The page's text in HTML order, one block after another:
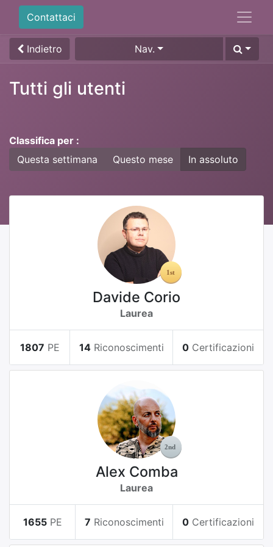
Contattaci
Indietro Nav.
Tutti gli utenti
Classifica per :
Questa settimana
Questo mese In assoluto
Davide Corio
Laurea
1807 PE 14 Riconoscimenti 0 Certificazioni
Alex Comba
Laurea
1655 PE 7 Riconoscimenti 0 Certificazioni